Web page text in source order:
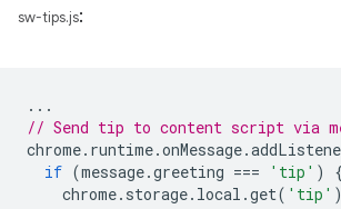
sw-tips.js:
...
// Send tip to content script via
chrome. runtime.onMessage.
if (message.greeting === 'tip' )
{
chrome. storage. local .get( 'tip'